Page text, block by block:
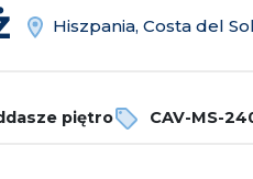
Hiszpania, Costa del
piętro CAV-MS-